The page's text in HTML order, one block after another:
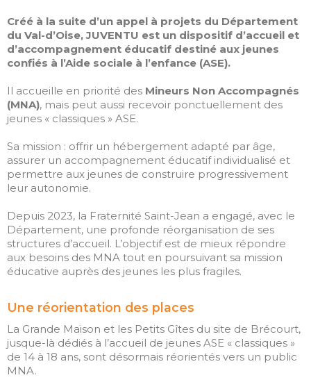
février 2026
mai 2025
mai 2024
juin 2022
novembre 2019
juin 2019
mai 2019
FORMER
HOMMAGE
Créé à la suite d’un appel à projets du Département
du Val-d’Oise, JUVENTU est un dispositif d’accueil et
d’accompagnement éducatif destiné aux jeunes
confiés à l’Aide sociale à l’enfance (ASE).
Il accueille en priorité des Mineurs Non Accompagnés
(MNA), mais peut aussi recevoir ponctuellement des
jeunes « classiques » ASE.
Sa mission : offrir un hébergement adapté par âge,
assurer un accompagnement éducatif individualisé et
permettre aux jeunes de construire progressivement
leur autonomie.
Depuis 2023, la Fraternité Saint-Jean a engagé, avec le
Département, une profonde réorganisation de ses
structures d’accueil. L’objectif est de mieux répondre
aux besoins des MNA tout en poursuivant sa mission
éducative auprès des jeunes les plus fragiles.
Une réorientation des places
La Grande Maison et les Petits Gîtes du site de Brécourt,
jusque-là dédiés à l’accueil de jeunes ASE « classiques »
de 14 à 18 ans, sont désormais réorientés vers un public
MNA.